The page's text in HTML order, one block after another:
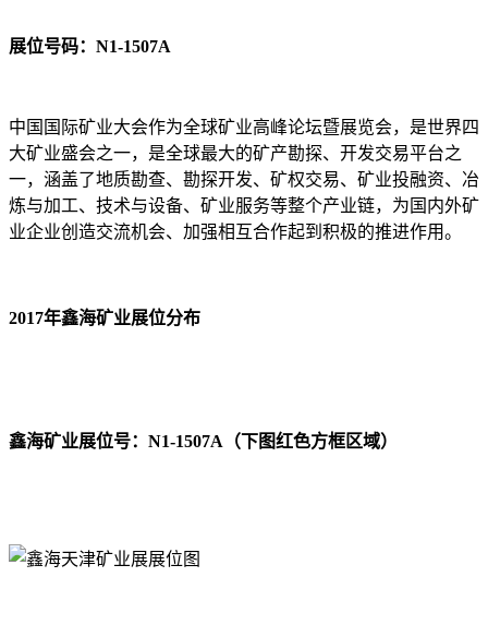
展位号码：N1-1507A
中国国际矿业大会作为全球矿业高峰论坛暨展览会，是世界四
大矿业盛会之一，是全球最大的矿产勘探、开发交易平台之
一，涵盖了地质勘查、勘探开发、矿权交易、矿业投融资、冶
炼与加工、技术与设备、矿业服务等整个产业链，为国内外矿
业企业创造交流机会、加强相互合作起到积极的推进作用。
2017年鑫海矿业展位分布
鑫海矿业展位号：N1-1507A（下图红色方框区域）